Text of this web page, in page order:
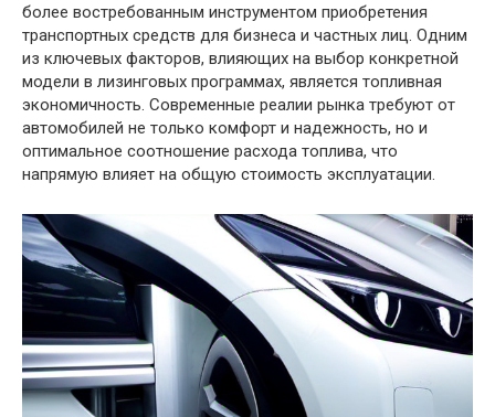
более востребованным инструментом приобретения
транспортных средств для бизнеса и частных лиц. Одним
из ключевых факторов, влияющих на выбор конкретной
модели в лизинговых программах, является топливная
экономичность. Современные реалии рынка требуют от
автомобилей не только комфорт и надежность, но и
оптимальное соотношение расхода топлива, что
напрямую влияет на общую стоимость эксплуатации.